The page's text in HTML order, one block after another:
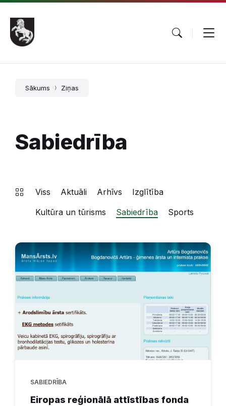
Pāriet
saturu
Skip
main
navigation
Skip
footer
Sākums Ziņas
Sabiedrība
Viss Aktuāli Arhīvs
Izglītība
Kultūra un tūrisms
Sabiedrība Sports
SABIEDRĪBA
Eiropas reģionālā attīstības fonda